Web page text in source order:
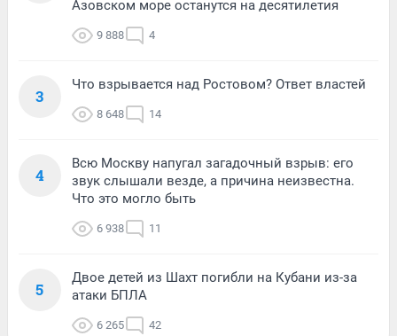
Азовском море останутся на десятилетия
9 888 4
3
Что взрывается над Ростовом? Ответ властей
8 648 14
4
Всю Москву напугал загадочный взрыв: его
звук слышали везде, а причина неизвестна.
Что это могло быть
6 938 11
5
Двое детей из Шахт погибли на Кубани из-за
атаки БПЛА
6 265 42